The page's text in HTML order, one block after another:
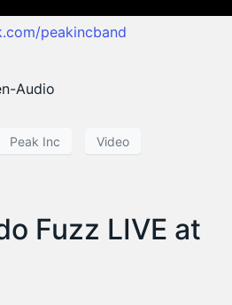
peakincband
Audio
Peak Inc Video
Fuzz LIVE at